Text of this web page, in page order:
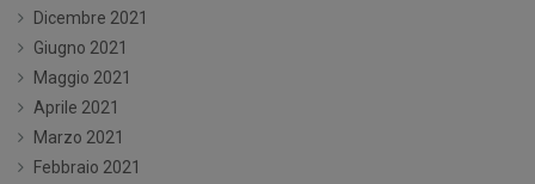
Dicembre 2021
Giugno 2021
Maggio 2021
Aprile 2021
Marzo 2021
Febbraio 2021